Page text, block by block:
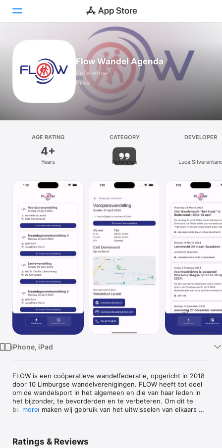
Games
Platform
Vision
Watch
TV
Flow Wandel Agenda
Reference
Free
AGE RATING
4+
Years
CATEGORY
Reference
DEVELOPER
Luca
iPhone, iPad
FLOW is een coöperatieve wandelfederatie, opgericht in 2018
door 10 Limburgse wandelverenigingen. FLOW heeft tot doel
om de wandelsport in het algemeen en die van haar leden in
het bijzonder, te bevorderden en te verbeteren. Om dit te
bereiken maken wij gebruik van het uitwisselen van elkaars
realiseren op basis van zo laag mogelijke kosten, om
more
Ratings & Reviews